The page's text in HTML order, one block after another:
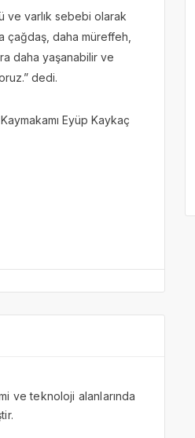
ve varlık sebebi olarak
çağdaş, daha müreffeh,
daha yaşanabilir ve
dedi.
Eyüp Kaykaç
ve teknoloji alanlarında